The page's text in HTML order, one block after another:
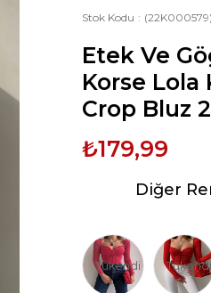
Stok Kodu (22K000579)
Etek Ve
Korse Lola
Crop Bluz
₺179,99
Diğer
Tükendi Tükendi